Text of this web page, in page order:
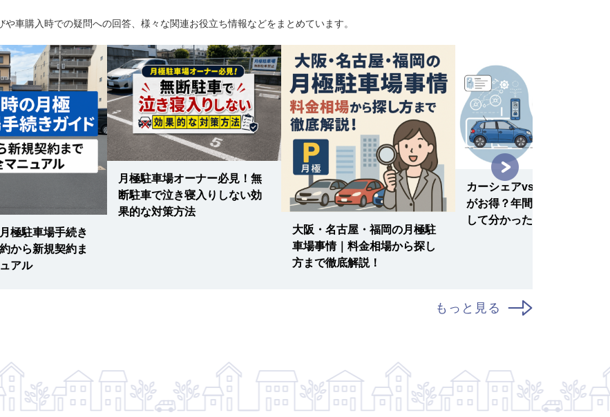
や車購入時での疑問への回答、様々な関連お役立ち情報などをまとめています。
極駐車場手続き
から新規契約ま
アル
月極駐車場オーナー必見！無
断駐車で泣き寝入りしない効
果的な対策方法
大阪・名古屋・福岡の月極駐
車場事情｜料金相場から探し
方まで徹底解説！
カーシェアvs マイカー どっ
がお得？年間費用を徹底比較
して分かった驚きの結果！
もっと見る